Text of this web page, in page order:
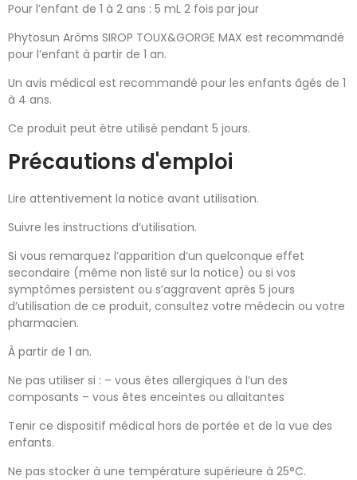
Pour l’enfant de 1 à 2 ans : 5 mL 2 fois par jour
Phytosun Arôms SIROP TOUX&GORGE MAX est recommandé
pour l’enfant à partir de 1 an.
Un avis médical est recommandé pour les enfants âgés de 1
à 4 ans.
Ce produit peut être utilisé pendant 5 jours.
Précautions d'emploi
Lire attentivement la notice avant utilisation.
Suivre les instructions d’utilisation.
Si vous remarquez l’apparition d’un quelconque effet
secondaire (même non listé sur la notice) ou si vos
symptômes persistent ou s’aggravent après 5 jours
d’utilisation de ce produit, consultez votre médecin ou votre
pharmacien.
À partir de 1 an.
Ne pas utiliser si : – vous êtes allergiques à l’un des
composants – vous êtes enceintes ou allaitantes
Tenir ce dispositif médical hors de portée et de la vue des
enfants.
Ne pas stocker à une température supérieure à 25°C.